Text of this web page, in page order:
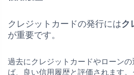
クレジットカードの発行にはク
が重要です。
過去にクレジットカードやローン
ば、良い信用履歴と評価されます